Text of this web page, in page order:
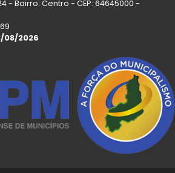
- Bairro: Centro - CEP: 64645000 -
08/2026